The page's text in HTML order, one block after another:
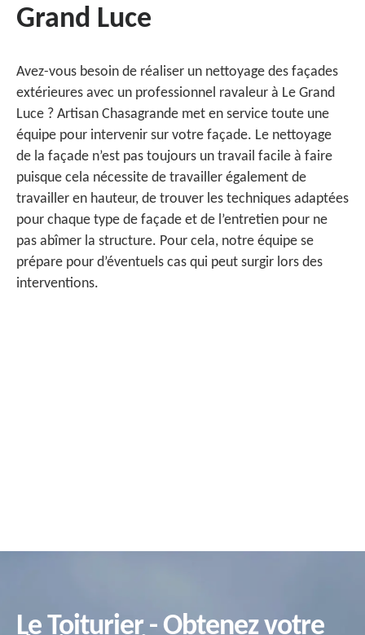
Grand Luce
Avez-vous besoin de réaliser un nettoyage des façades
extérieures avec un professionnel ravaleur à Le Grand
Luce ? Artisan Chasagrande met en service toute une
équipe pour intervenir sur votre façade. Le nettoyage
de la façade n’est pas toujours un travail facile à faire
puisque cela nécessite de travailler également de
travailler en hauteur, de trouver les techniques adaptées
pour chaque type de façade et de l’entretien pour ne
pas abîmer la structure. Pour cela, notre équipe se
prépare pour d’éventuels cas qui peut surgir lors des
interventions.
Le Toiturier - Obtenez votre